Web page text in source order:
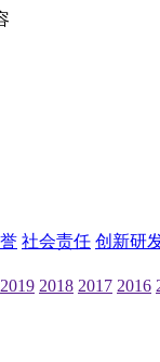
社会责任 创新研
2019 2018 2017 2016